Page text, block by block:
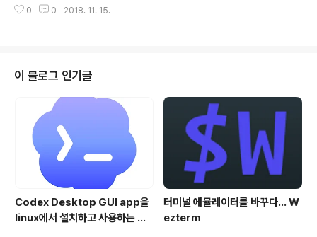
다는 것 입니다. 해외에서는 이를 두고 Bendg..
을 확인할 수 있습니다. 미국이나 일본 공홈에서는 새로 추
60X(4GB GDDR5)가 장착되어 있지만, 국내 공홈에서
도 11월 말에 새로운 옵션이 추가되면 선택의 폭이 더 넓어
지게 되었습니다. 물론 추가된 GPU 옵션을 선택할 경우
가격은 올라가겠죠.. Vega 16은 250달러(약 32만원), V
ega 20 옵션의 경우에는 350달러(약 44만원)가..
0 0 2018. 11. 15.
이 블로그 인기글
Codex Desktop GUI app을
linux에서 설치하고 사용하는 방
터미널 에뮬레이터를 바꾸다... W
ezterm